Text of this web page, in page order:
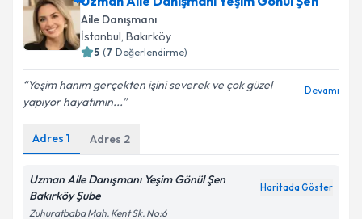
Uzman Aile Danışmanı Yeşim Gönül Şen
Aile Danışmanı
İstanbul, Bakırköy
( Değerlendirme)
Yeşim hanım gerçekten işini severek ve çok güzel
yapıyor hayatımın...
Adres 1 Adres 2
Uzman Aile Danışmanı Yeşim Gönül Şen
Bakırköy Şube